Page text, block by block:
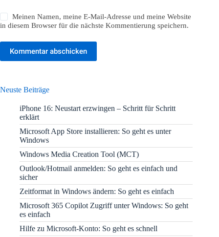
Meinen Namen, meine E-Mail-Adresse und meine Website
in diesem Browser für die nächste Kommentierung speichern.
Kommentar abschicken
Neuste Beiträge
iPhone 16: Neustart erzwingen – Schritt für Schritt
erklärt
Microsoft App Store installieren: So geht es unter
Windows
Windows Media Creation Tool (MCT)
Outlook/Hotmail anmelden: So geht es einfach und
sicher
Zeitformat in Windows ändern: So geht es einfach
Microsoft 365 Copilot Zugriff unter Windows: So geht
es einfach
Hilfe zu Microsoft-Konto: So geht es schnell